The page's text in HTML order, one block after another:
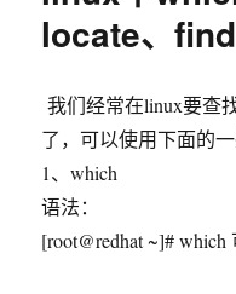
locate、
我们经常在linux要查
了，可以使用下面的一
1、which
语法：
[root@redhat ~]#